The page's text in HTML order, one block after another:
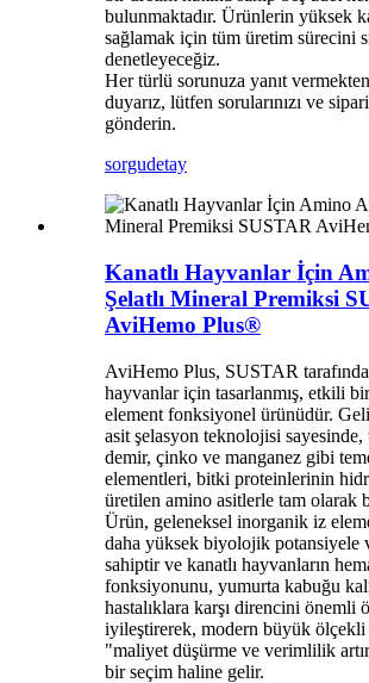
bulunmaktadır. Ürünlerin yüksek
sağlamak için tüm üretim sürecini
denetleyeceğiz.
Her türlü sorunuza yanıt
duyarız, lütfen sorularınızı ve
gönderin.
sorgudetay
Kanatlı Hayvanlar İçin
Şelatlı Mineral Premiksi
AviHemo Plus®
AviHemo Plus, SUSTAR
hayvanlar için tasarlanmış, etkili
element fonksiyonel ürünüdür.
asit şelasyon teknolojisi sayesinde,
demir, çinko ve manganez gibi
elementleri, bitki proteinlerinin
üretilen amino asitlerle tam olarak
Ürün, geleneksel inorganik iz
daha yüksek biyolojik potansiyele
sahiptir ve kanatlı hayvanların
fonksiyonunu, yumurta kabuğu
hastalıklara karşı direncini önemli
iyileştirerek, modern büyük
"maliyet düşürme ve verimlilik
bir seçim haline gelir.